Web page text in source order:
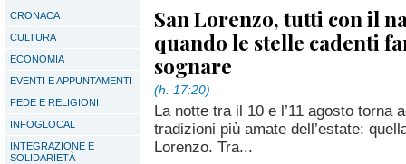
CRONACA
CULTURA
ECONOMIA
EVENTI E APPUNTAMENTI
FEDE E RELIGIONI
INFOGLOCAL
INTEGRAZIONE E
SOLIDARIETÀ
San Lorenzo, tutti con il
quando le stelle cadenti
sognare
(h. 17:20)
La notte tra il 10 e l’11 agosto torna
tradizioni più amate dell’estate:
Lorenzo. Tra...